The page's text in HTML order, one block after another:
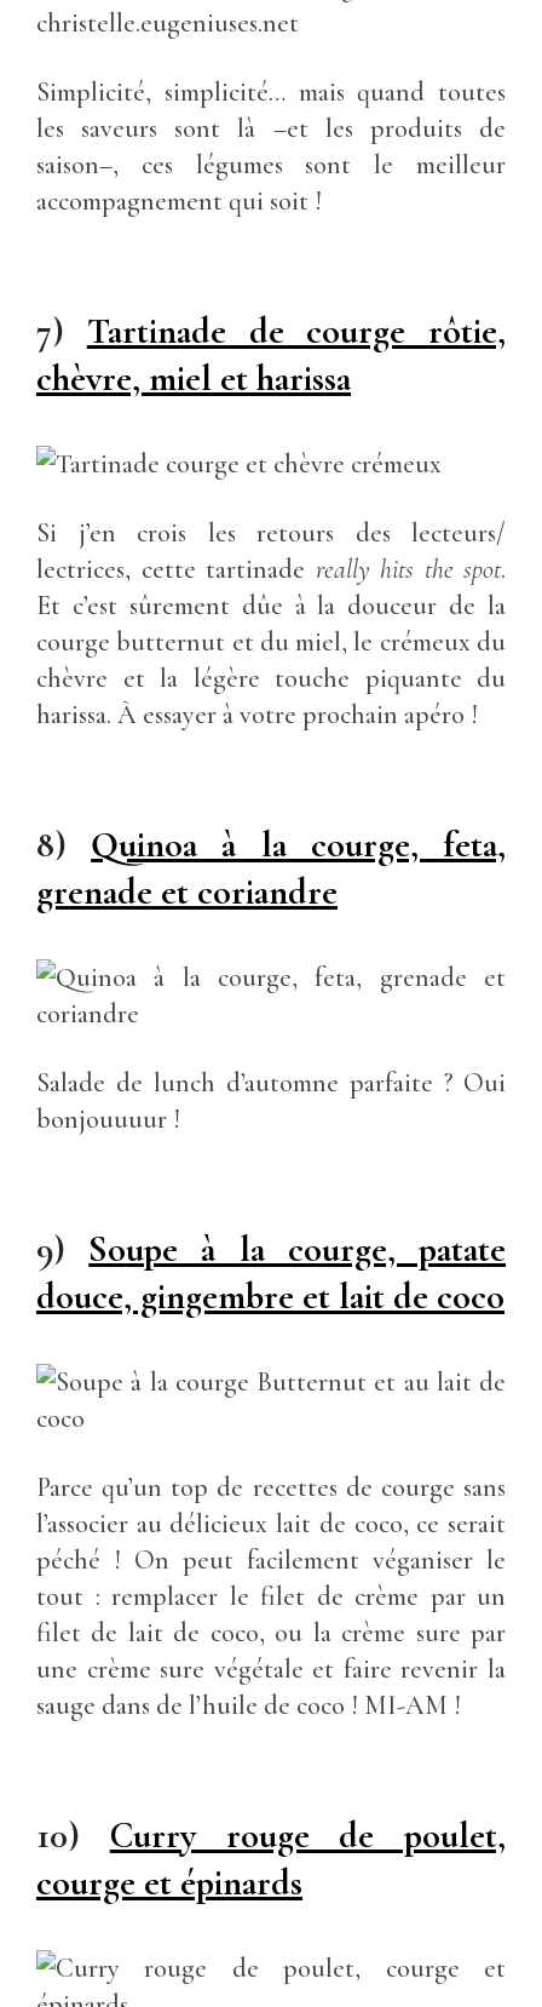
Simplicité, simplicité… mais quand toutes
les saveurs sont là –et les produits de
saison–, ces légumes sont le meilleur
accompagnement qui soit !
7) Tartinade de courge rôtie,
chèvre, miel et harissa
Si j’en crois les retours des lecteurs/
lectrices, cette tartinade really hits the spot.
Et c’est sûrement dûe à la douceur de la
courge butternut et du miel, le crémeux du
chèvre et la légère touche piquante du
harissa. À essayer à votre prochain apéro !
8) Quinoa à la courge, feta,
grenade et coriandre
Salade de lunch d’automne parfaite ? Oui
bonjouuuur !
9) Soupe à la courge, patate
douce, gingembre et lait de coco
Parce qu’un top de recettes de courge sans
l’associer au délicieux lait de coco, ce serait
péché ! On peut facilement véganiser le
tout : remplacer le filet de crème par un
filet de lait de coco, ou la crème sure par
une crème sure végétale et faire revenir la
sauge dans de l’huile de coco ! MI-AM !
10) Curry rouge de poulet,
courge et épinards